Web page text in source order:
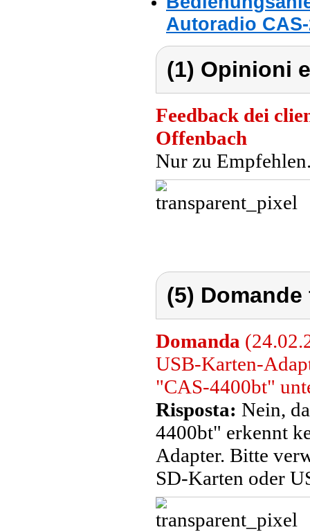
Autoradio
(1) Opinioni
Feedback dei
Offenbach
Nur zu
(5)
Domanda
USB-Karten-
"CAS-4400bt"
Risposta: Nein,
4400bt" erkennt
Adapter. Bitte
SD-Karten oder